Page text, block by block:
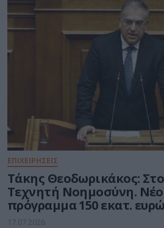
ΕΠΙΧΕΙΡΗΣΕΙΣ
Τάκης Θεοδωρικάκος:
Τεχνητή Νοημοσύνη. Νέο
πρόγραμμα 150 εκατ. ευρώ
μικρομεσαίες
17.07.2026